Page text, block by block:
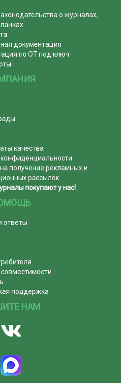
о журналах,
документация
по ОТ под ключ
качества
конфиденциальности
получение рекламных и
рассылок
покупают у нас!
ответы
поддержка
НАМ